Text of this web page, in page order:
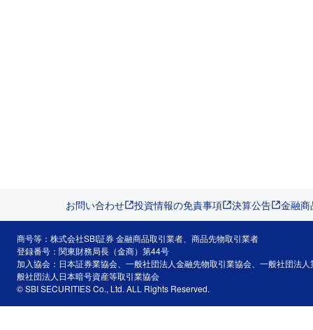
お問い合わせ 投資情報の免責事項 決算公告 金融
商号等：株式会社SBI証券 金融商品取引業者、商品先物取引業者
登録番号：関東財務局長（金商）第44号
加入協会：日本証券業協会、一般社団法人金融先物取引業協会、一般社団法
般社団法人日本暗号資産等取引業協会
© SBI SECURITIES Co., Ltd. ALL Rights Reserved.